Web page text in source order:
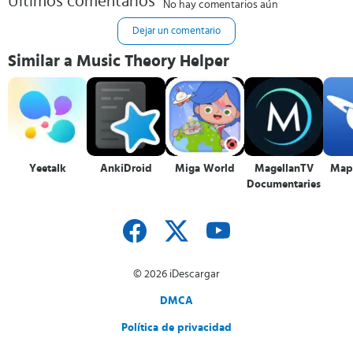
No hay comentarios aún
Dejar un comentario
Similar a Music Theory Helper
Yeetalk AnkiDroid Miga World
MagellanTV
Documentaries
© 2026 iDescargar
DMCA
Política de privacidad